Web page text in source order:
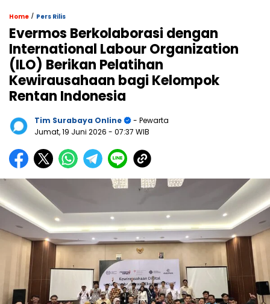
Home / Pers Rilis
Evermos Berkolaborasi dengan
International Labour Organization
(ILO) Berikan Pelatihan
Kewirausahaan bagi Kelompok
Rentan Indonesia
Tim Surabaya Online
- Pewarta
Jumat, 19 Juni 2026 - 07:37 WIB